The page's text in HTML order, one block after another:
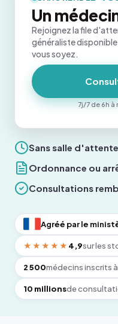
Sans salle
Ordonnance ou
Consultations
Agréé par le
★★★★★ 4,9sur les
2 500médecins inscrits
10 millionsde
Un
Rejoignez la file
généraliste
vous soyez.
7j/7 de 6h à